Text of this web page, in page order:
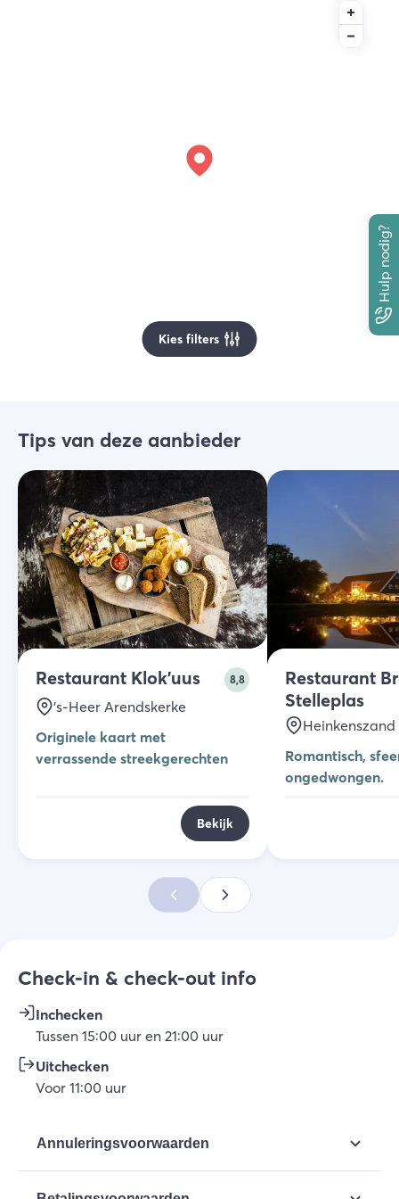
Hulp nodig?
Kies filters
Tips van deze aanbieder
Restaurant Klok'uus 8,8
's-Heer Arendskerke
Originele kaart met
verrassende streekgerechten
Bekijk
Restaurant
Stelleplas
Heinkenszand
Romantisch,
ongedwongen.
Check-in & check-out info
Inchecken
Tussen 15:00 uur en 21:00 uur
Uitchecken
Voor 11:00 uur
Annuleringsvoorwaarden